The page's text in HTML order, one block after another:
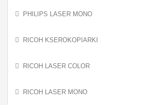
PHILIPS LASER MONO
RICOH KSEROKOPIARKI
RICOH LASER COLOR
RICOH LASER MONO